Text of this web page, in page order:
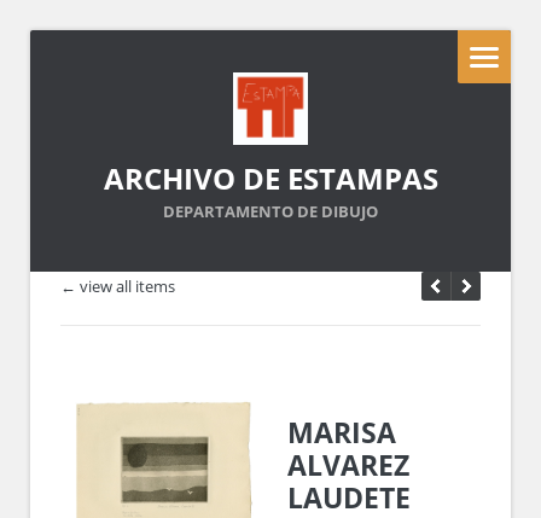
ARCHIVO DE ESTAMPAS
DEPARTAMENTO DE DIBUJO
← view all items
MARISA
ALVAREZ
LAUDETE